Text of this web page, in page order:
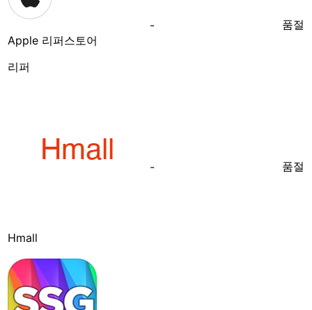
Apple 리퍼스토어
리퍼
- 품절
Hmall
- 품절